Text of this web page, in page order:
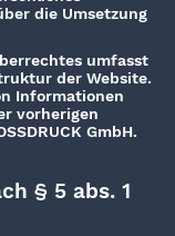
die Umsetzung
umfasst
der Website.
Informationen
vorherigen
GmbH.
§ 5 abs. 1